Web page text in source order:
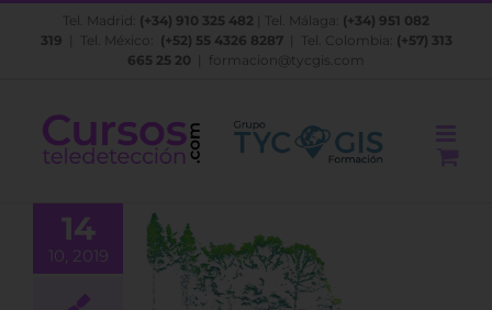
Saltar
Tel. Madrid: (+34) 910 325 482 | Tel. Málaga: (+34) 951 082
319 | Tel. México: (+52) 55 4326 8287| Tel. Colombia: (+57) 313
665 25 20
formacion@tycgis.com
14
10, 2019